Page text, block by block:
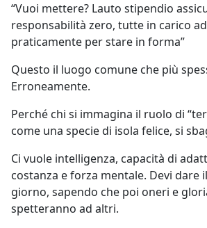
“Vuoi mettere? Lauto stipendio
responsabilità zero, tutte in carico
praticamente per stare in forma”
Questo il luogo comune che più
Erroneamente.
Perché chi si immagina il ruolo di
come una specie di isola felice, si
Ci vuole intelligenza, capacità di
costanza e forza mentale. Devi dare
giorno, sapendo che poi oneri e
spetteranno ad altri.